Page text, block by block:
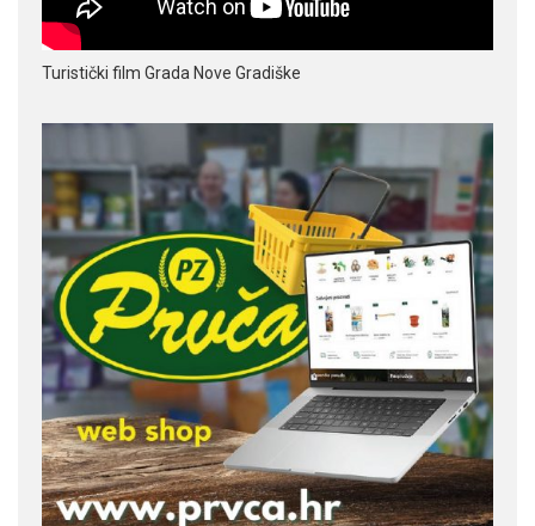
Turistički film Grada Nove Gradiške